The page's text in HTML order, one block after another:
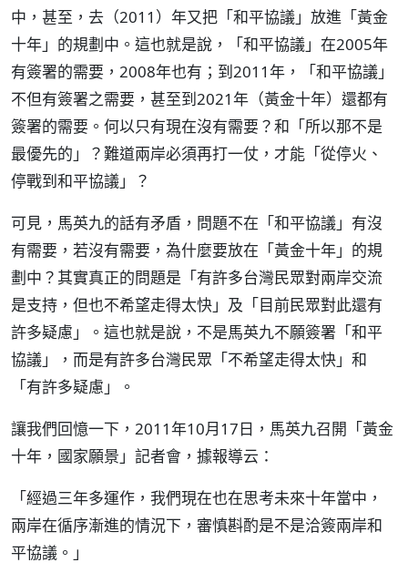
中，甚至，去（2011）年又把「和平協議」放進「黃金
十年」的規劃中。這也就是說，「和平協議」在2005年
有簽署的需要，2008年也有；到2011年，「和平協議」
不但有簽署之需要，甚至到2021年（黃金十年）還都有
簽署的需要。何以只有現在沒有需要？和「所以那不是
最優先的」？難道兩岸必須再打一仗，才能「從停火、
停戰到和平協議」？
可見，馬英九的話有矛盾，問題不在「和平協議」有沒
有需要，若沒有需要，為什麼要放在「黃金十年」的規
劃中？其實真正的問題是「有許多台灣民眾對兩岸交流
是支持，但也不希望走得太快」及「目前民眾對此還有
許多疑慮」。這也就是說，不是馬英九不願簽署「和平
協議」，而是有許多台灣民眾「不希望走得太快」和
「有許多疑慮」。
讓我們回憶一下，2011年10月17日，馬英九召開「黃金
十年，國家願景」記者會，據報導云：
「經過三年多運作，我們現在也在思考未來十年當中，
兩岸在循序漸進的情況下，審慎斟酌是不是洽簽兩岸和
平協議。」